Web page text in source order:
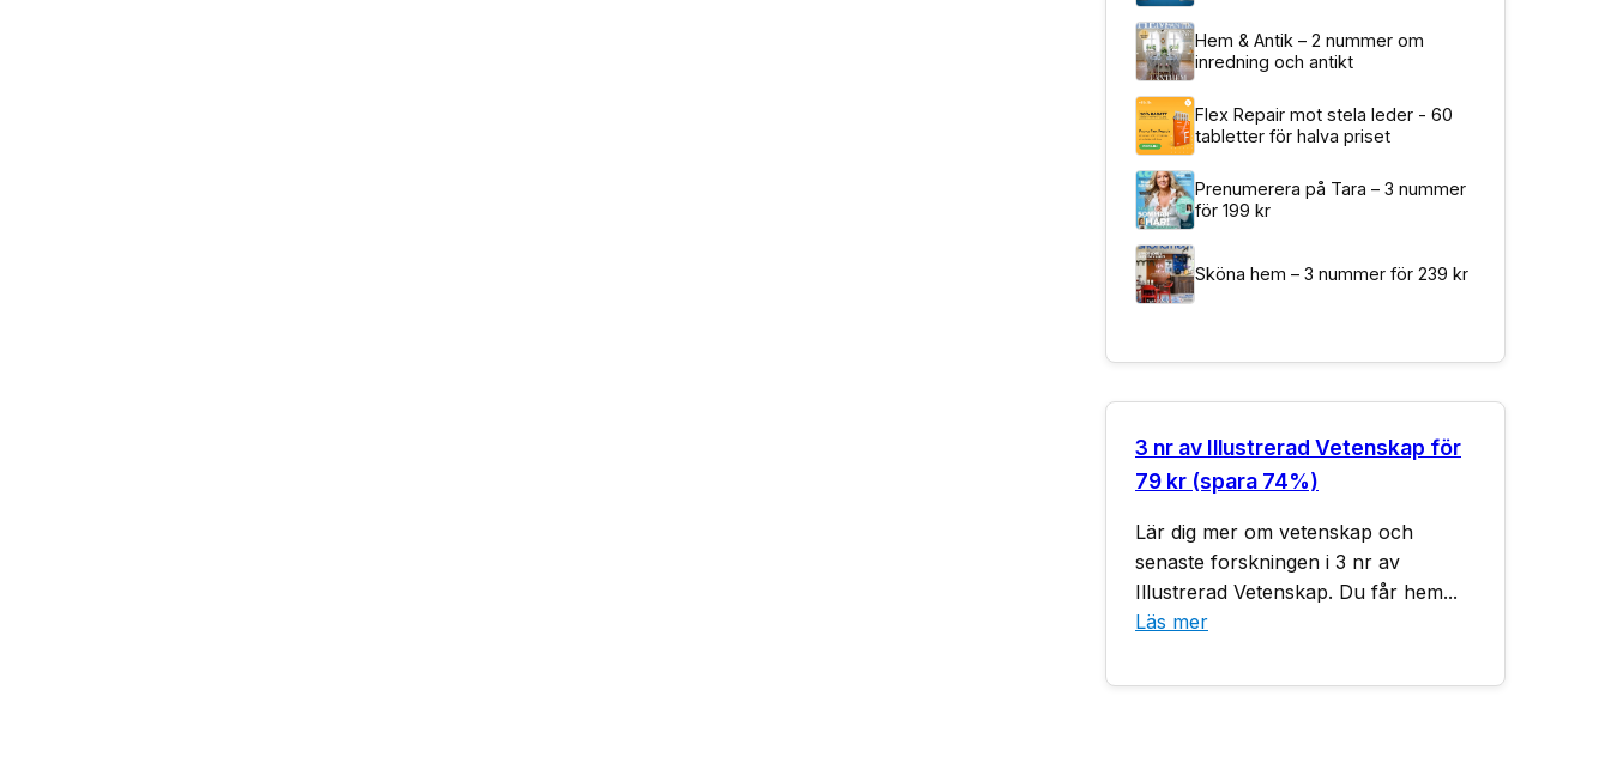
Hem & Antik – 2 nummer om
inredning och antikt
Flex Repair mot stela leder - 60
tabletter för halva priset
Prenumerera på Tara – 3 nummer
för 199 kr
Sköna hem – 3 nummer för 239 kr
3 nr av Illustrerad Vetenskap för
79 kr (spara 74%)
Lär dig mer om vetenskap och
senaste forskningen i 3 nr av
Illustrerad Vetenskap. Du får hem...
Läs mer